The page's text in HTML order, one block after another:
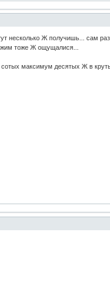
несколько Ж получишь... сам
тоже Ж ощущалися...
максимум десятых Ж в